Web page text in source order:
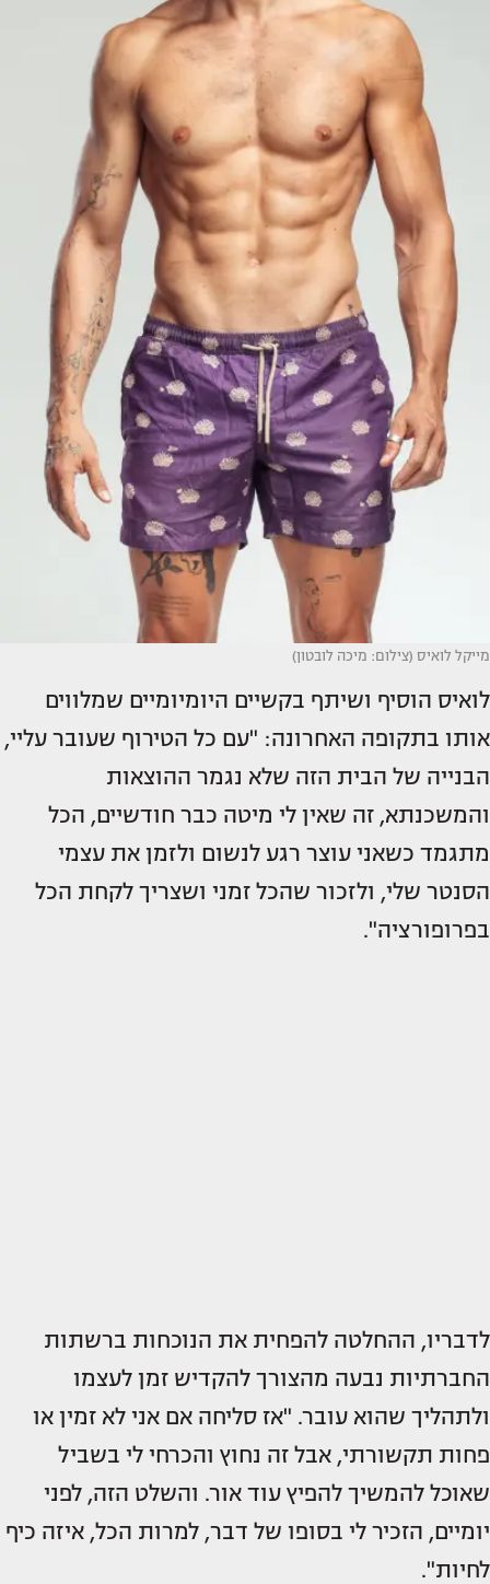
מייקל לואיס (צילום: מיכה לובטון)
לואיס הוסיף ושיתף בקשיים היומיומיים שמלווים
אותו בתקופה האחרונה: "עם כל הטירוף שעובר עליי,
הבנייה של הבית הזה שלא נגמר ההוצאות
והמשכנתא, זה שאין לי מיטה כבר חודשיים, הכל
מתגמד כשאני עוצר רגע לנשום ולזמן את עצמי
הסנטר שלי, ולזכור שהכל זמני ושצריך לקחת הכל
בפרופורציה".
לדבריו, ההחלטה להפחית את הנוכחות ברשתות
החברתיות נבעה מהצורך להקדיש זמן לעצמו
ולתהליך שהוא עובר. "אז סליחה אם אני לא זמין או
פחות תקשורתי, אבל זה נחוץ והכרחי לי בשביל
שאוכל להמשיך להפיץ עוד אור. והשלט הזה, לפני
יומיים, הזכיר לי בסופו של דבר, למרות הכל, איזה כיף
לחיות".